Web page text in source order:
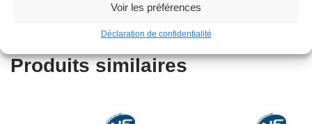
Voir les préférences
Déclaration de confidentialité
Produits similaires